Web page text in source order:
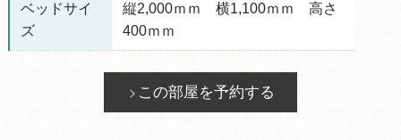
ベッドサイ
ズ
縦2,000ｍｍ 横1,100ｍｍ 高さ
400ｍｍ
この部屋を予約する